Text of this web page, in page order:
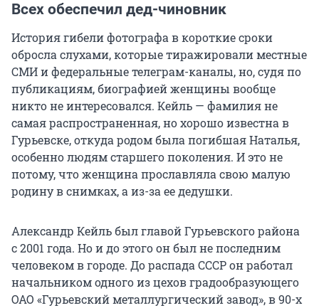
Всех обеспечил дед-чиновник
История гибели фотографа в короткие сроки
обросла слухами, которые тиражировали местные
СМИ и федеральные телеграм-каналы, но, судя по
публикациям, биографией женщины вообще
никто не интересовался. Кейль — фамилия не
самая распространенная, но хорошо известна в
Гурьевске, откуда родом была погибшая Наталья,
особенно людям старшего поколения. И это не
потому, что женщина прославляла свою малую
родину в снимках, а из-за ее дедушки.
Александр Кейль был главой Гурьевского района
с 2001 года. Но и до этого он был не последним
человеком в городе. До распада СССР он работал
начальником одного из цехов градообразующего
ОАО «Гурьевский металлургический завод», в 90-х